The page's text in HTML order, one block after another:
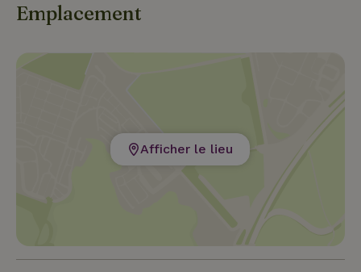
Emplacement
Afficher le lieu